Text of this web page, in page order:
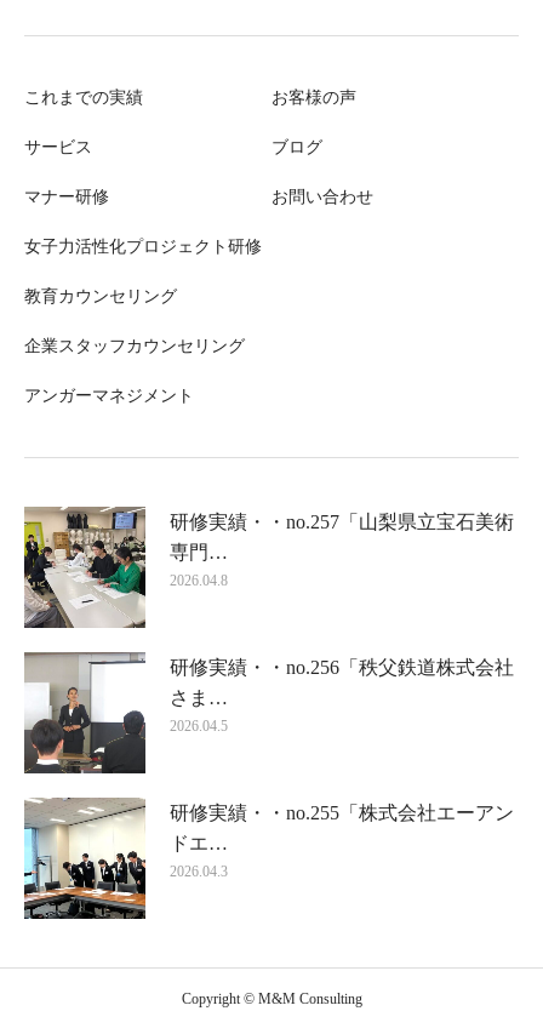
これまでの実績
サービス
マナー研修
女子力活性化プロジェクト研修
教育カウンセリング
企業スタッフカウンセリング
アンガーマネジメント
お客様の声
ブログ
お問い合わせ
研修実績・・no.257「山梨県立宝石美術
専門…
2026.04.8
研修実績・・no.256「秩父鉄道株式会社
さま…
2026.04.5
研修実績・・no.255「株式会社エーアン
ドエ…
2026.04.3
Copyright © M&M Consulting